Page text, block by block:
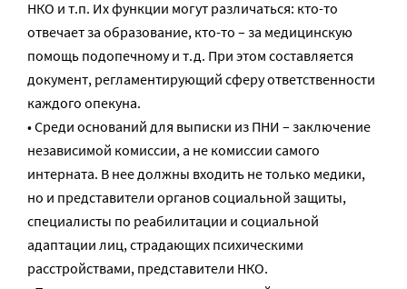
НКО и т.п. Их функции могут различаться: кто-то
отвечает за образование, кто-то – за медицинскую
помощь подопечному и т.д. При этом составляется
документ, регламентирующий сферу ответственности
каждого опекуна.
• Среди оснований для выписки из ПНИ – заключение
независимой комиссии, а не комиссии самого
интерната. В нее должны входить не только медики,
но и представители органов социальной защиты,
специалисты по реабилитации и социальной
адаптации лиц, страдающих психическими
расстройствами, представители НКО.